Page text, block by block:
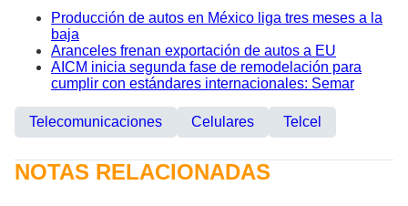
Producción de autos en México liga tres meses a la
baja
Aranceles frenan exportación de autos a EU
AICM inicia segunda fase de remodelación para
cumplir con estándares internacionales: Semar
Telecomunicaciones Celulares Telcel
NOTAS RELACIONADAS